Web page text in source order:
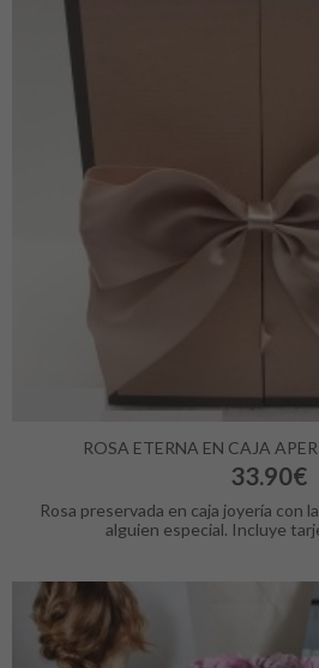
ROSA ETERNA EN CAJA
33.90€
Rosa preservada en caja joyería con
alguien especial. Incluye